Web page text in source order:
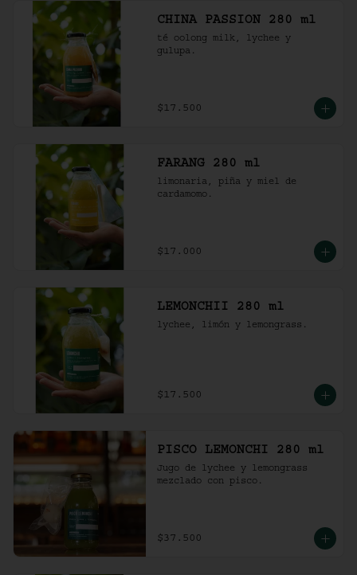
CHINA PASSION 280 ml
té oolong milk, lychee y
gulupa.
$17.500
FARANG 280 ml
limonaria, piña y miel de
cardamomo.
$17.000
LEMONCHII 280 ml
lychee, limón y lemongrass.
$17.500
PISCO LEMONCHI 280 ml
Jugo de lychee y lemongrass
mezclado con pisco.
$37.500